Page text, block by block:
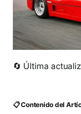
🔄 Última
📋 Contenido del